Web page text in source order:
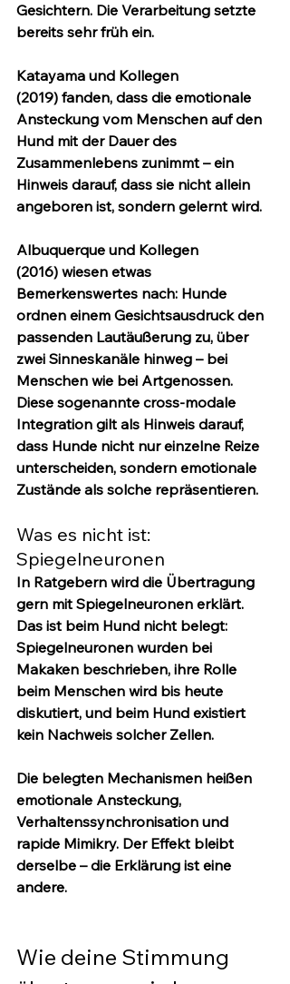
Gesichtern. Die Verarbeitung setzte
bereits sehr früh ein.
Katayama und Kollegen
(2019) fanden, dass die emotionale
Ansteckung vom Menschen auf den
Hund mit der Dauer des
Zusammenlebens zunimmt – ein
Hinweis darauf, dass sie nicht allein
angeboren ist, sondern gelernt wird.
Albuquerque und Kollegen
(2016) wiesen etwas
Bemerkenswertes nach: Hunde
ordnen einem Gesichtsausdruck den
passenden Lautäußerung zu, über
zwei Sinneskanäle hinweg – bei
Menschen wie bei Artgenossen.
Diese sogenannte cross-modale
Integration gilt als Hinweis darauf,
dass Hunde nicht nur einzelne Reize
unterscheiden, sondern emotionale
Zustände als solche repräsentieren.
Was es nicht ist:
Spiegelneuronen
In Ratgebern wird die Übertragung
gern mit Spiegelneuronen erklärt.
Das ist beim Hund nicht belegt:
Spiegelneuronen wurden bei
Makaken beschrieben, ihre Rolle
beim Menschen wird bis heute
diskutiert, und beim Hund existiert
kein Nachweis solcher Zellen.
Die belegten Mechanismen heißen
emotionale Ansteckung,
Verhaltenssynchronisation und
rapide Mimikry. Der Effekt bleibt
derselbe – die Erklärung ist eine
andere.
Wie deine Stimmung